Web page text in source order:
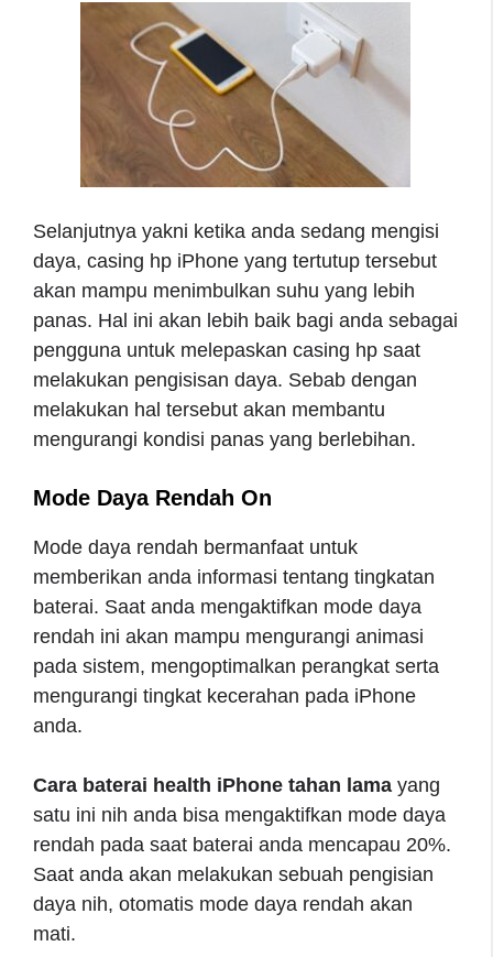
Selanjutnya yakni ketika anda sedang mengisi
daya, casing hp iPhone yang tertutup tersebut
akan mampu menimbulkan suhu yang lebih
panas. Hal ini akan lebih baik bagi anda sebagai
pengguna untuk melepaskan casing hp saat
melakukan pengisisan daya. Sebab dengan
melakukan hal tersebut akan membantu
mengurangi kondisi panas yang berlebihan.
Mode Daya Rendah On
Mode daya rendah bermanfaat untuk
memberikan anda informasi tentang tingkatan
baterai. Saat anda mengaktifkan mode daya
rendah ini akan mampu mengurangi animasi
pada sistem, mengoptimalkan perangkat serta
mengurangi tingkat kecerahan pada iPhone
anda.
Cara baterai health iPhone tahan lama yang
satu ini nih anda bisa mengaktifkan mode daya
rendah pada saat baterai anda mencapau 20%.
Saat anda akan melakukan sebuah pengisian
daya nih, otomatis mode daya rendah akan
mati.